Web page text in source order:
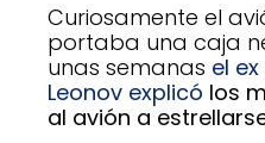
Curiosamente el
portaba una caja
unas semanas el
Leonov explicó los
al avión a